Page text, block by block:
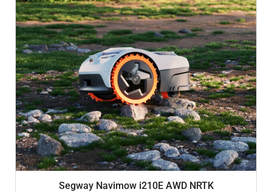
Segway Navimow i210E AWD NRTK